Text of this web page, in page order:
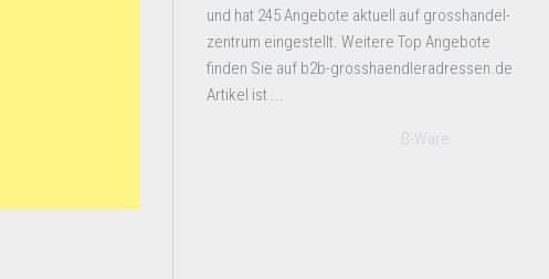
und hat 245 Angebote aktuell auf grosshandel-
zentrum eingestellt. Weitere Top Angebote
finden Sie auf b2b-grosshaendleradressen.de
Artikel ist ...
B-Ware